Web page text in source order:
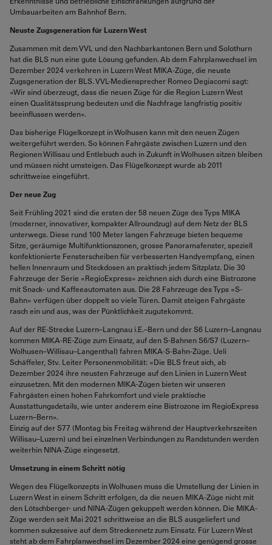
Umbauarbeiten am Bahnhof Bern.
Neuste Zugsgeneration für Luzern West
Zusammen mit dem VVL und den Nachbarkantonen Bern und Solothurn
hat die BLS nun eine gute Lösung gefunden. Ab dem Fahrplanwechsel im
Dezember 2024 verkehren in Luzern West MIKA-Züge, die neuste
Zugsgeneration der BLS. VVL-Mediensprecher Romeo Degiacomi sagt:
«Wir sind überzeugt, dass die neuen Züge für die Region Luzern West
einen Qualitätssprung bedeuten und die Nachfrage langfristig positiv
beeinflussen werden».
Das bisherige Flügelkonzept in Wolhusen kann mit den neuen Zügen
weitergeführt werden. So können Fahrgäste zwischen Luzern und den
Regionen Willisau und Entlebuch auch in Zukunft in Wolhusen sitzen bleiben
und müssen nicht umsteigen. Das Flügelkonzept wurde ab 2011
schrittweise eingeführt.
Der neue Zug
Seit Frühling 2021 sind die ersten der 58 neuen Züge des Typs MIKA
(moderner, innovativer, kompakter Allroundzug) auf dem Netz der BLS
unterwegs. Diese rund 100 Meter langen Fahrzeuge bieten bequeme
Sitze, geräumige Multifunktionszonen, grosse Panoramafenster, speziell
konfektionierte Fensterscheiben für verbesserten Handyempfang, einen
hellen Innenraum und Steckdosen an praktisch jedem Sitzplatz. Die 30
Fahrzeuge der Serie «RegioExpress» zeichnen sich durch eine Bistrozone
mit Snack- und Kaffeeautomaten aus. Die 28 Fahrzeuge des Typs «S-
Bahn» verfügen über doppelt so viele Türen. Damit steigen Fahrgäste
rasch ein und aus, was der Pünktlichkeit zugutekommt.
Auf der RE-Strecke Luzern–Langnau i.E.–Bern und der S6 Luzern–Langnau
kommen MIKA-RE-Züge zum Einsatz, auf den S-Bahnen S6/S7 (Luzern–
Wolhusen–Willisau–Langenthal) fahren MIKA-S-Bahn-Züge. Ueli
Schäffeler, Stv. Leiter Personenmobilität: «Die BLS freut sich, ab
Dezember 2024 ihre neusten Fahrzeuge auf den Linien in Luzern West
einzusetzen. Mit den modernen MIKA-Zügen bieten wir unseren
Fahrgästen einen hohen Fahrkomfort und viele praktische
Ausstattungsdetails, wie unter anderem eine Bistrozone im RegioExpress
Luzern–Bern».
Einzig auf der S77 (Montag bis Freitag während der Hauptverkehrszeiten
Willisau–Luzern) und bei einzelnen Verbindungen zu Randstunden werden
weiterhin NINA-Züge eingesetzt.
Umsetzung in einem Schritt nötig
Wegen des Flügelkonzepts in Wolhusen muss die Umstellung der Linien in
Luzern West in einem Schritt erfolgen, da die neuen MIKA-Züge nicht mit
den Lötschberger- und NINA-Zügen gekuppelt werden können. Die MIKA-
Züge werden seit Mai 2021 schrittweise an die BLS ausgeliefert und
kommen sukzessive auf dem Streckennetz zum Einsatz. Für Luzern West
steht ab dem Fahrplanwechsel im Dezember 2024 eine genügend grosse